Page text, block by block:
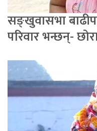
सङ्खुवासभा
परिवार भन्छन्-